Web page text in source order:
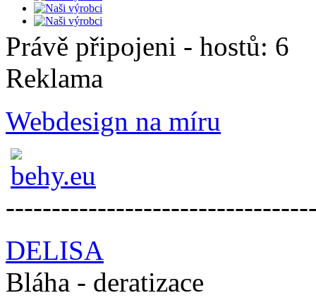
Právě připojeni - hostů: 6
Reklama
Webdesign na míru
DELISA
Bláha - deratizace